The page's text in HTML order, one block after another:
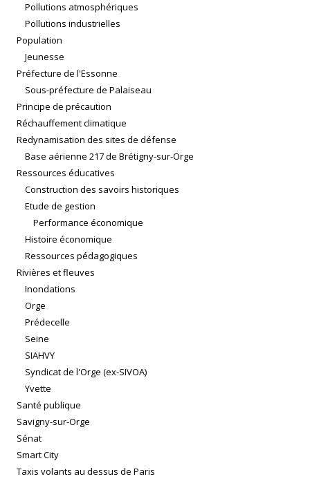
Pollutions atmosphériques
Pollutions industrielles
Population
Jeunesse
Préfecture de l'Essonne
Sous-préfecture de Palaiseau
Principe de précaution
Réchauffement climatique
Redynamisation des sites de défense
Base aérienne 217 de Brétigny-sur-Orge
Ressources éducatives
Construction des savoirs historiques
Etude de gestion
Performance économique
Histoire économique
Ressources pédagogiques
Rivières et fleuves
Inondations
Orge
Prédecelle
Seine
SIAHVY
Syndicat de l'Orge (ex-SIVOA)
Yvette
Santé publique
Savigny-sur-Orge
Sénat
Smart City
Taxis volants au dessus de Paris